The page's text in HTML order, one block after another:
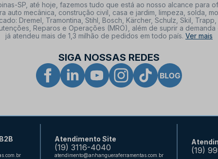
SP, até hoje, fazemos tudo que está ao nosso alcance para
auto mecânica, construção civil, casa e jardim, limpeza, solda,
Dremel, Tramontina, Stihl, Bosch, Kärcher, Schulz, Skil,
Reparos e Operações (MRO), além de suprir a
já atendeu mais de 1,3 milhão de pedidos em todo país. Ver mais
SIGA NOSSAS REDES
Atendimento Site
(19) 3116-4040
atendimento@anhangueraferramentas.com.br (19)